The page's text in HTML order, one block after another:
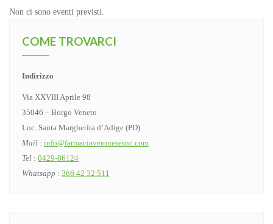
Non ci sono eventi previsti.
COME TROVARCI
Indirizzo
Via XXVIII Aprile 98
35046 – Borgo Veneto
Loc. Santa Margherita d’Adige (PD)
Mail : info@farmaciaveronesesnc.com
Tel : 0429-86124
Whatsapp : 366 42 32 511